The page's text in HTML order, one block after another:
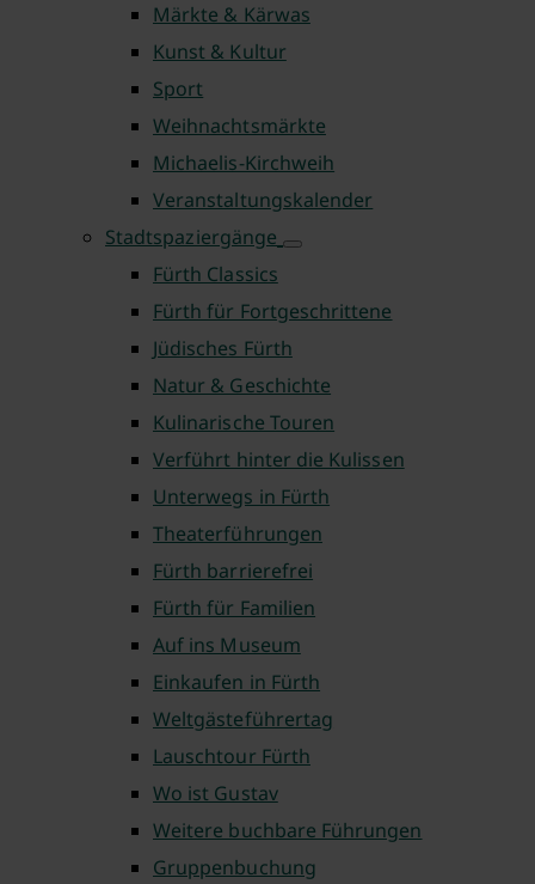
Märkte & Kärwas
Kunst & Kultur
Sport
Weihnachtsmärkte
Michaelis-Kirchweih
Veranstaltungskalender
Stadtspaziergänge
Fürth Classics
Fürth für Fortgeschrittene
Jüdisches Fürth
Natur & Geschichte
Kulinarische Touren
Verführt hinter die Kulissen
Unterwegs in Fürth
Theaterführungen
Fürth barrierefrei
Fürth für Familien
Auf ins Museum
Einkaufen in Fürth
Weltgästeführertag
Lauschtour Fürth
Wo ist Gustav
Weitere buchbare Führungen
Gruppenbuchung